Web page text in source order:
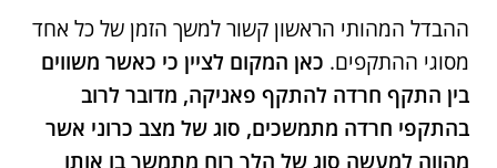
ההבדל המהותי הראשון קשור למשך הזמן של כל אחד
מסוגי ההתקפים. כאן המקום לציין כי כאשר משווים
בין התקף חרדה להתקף פאניקה, מדובר לרוב
בהתקפי חרדה מתמשכים, סוג של מצב כרוני אשר
מהווה למעשה סוג של הלך רוח מתמשך בו אותו